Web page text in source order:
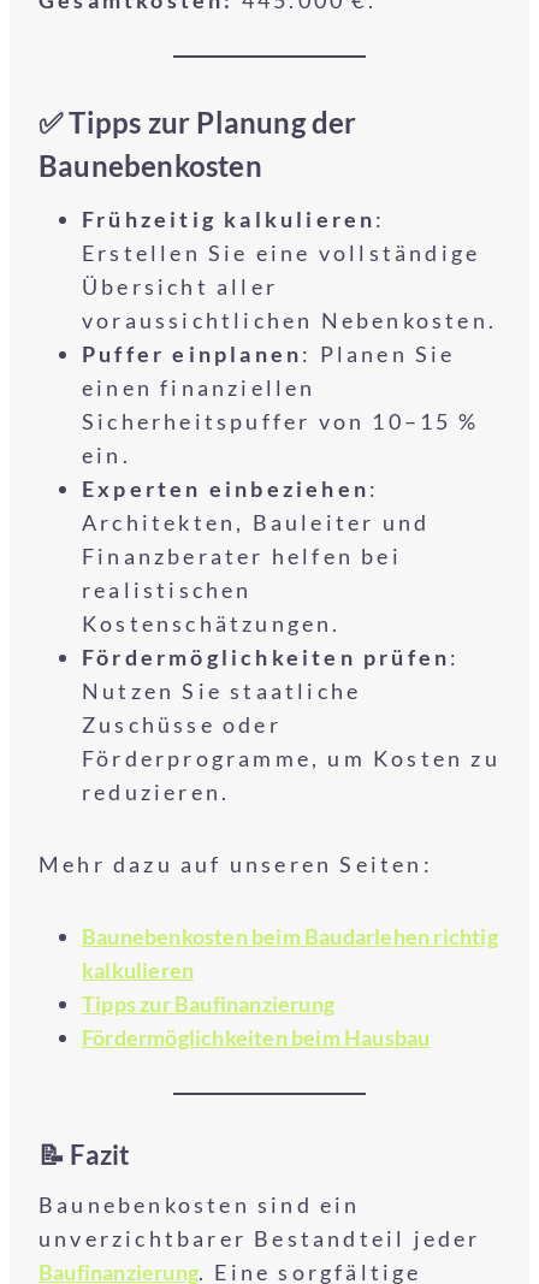
✅ Tipps zur Planung der
Baunebenkosten
Frühzeitig kalkulieren:
Erstellen Sie eine vollständige
Übersicht aller
voraussichtlichen Nebenkosten.
Puffer einplanen: Planen Sie
einen finanziellen
Sicherheitspuffer von 10–15 %
ein.
Experten einbeziehen:
Architekten, Bauleiter und
Finanzberater helfen bei
realistischen
Kostenschätzungen.
Fördermöglichkeiten prüfen:
Nutzen Sie staatliche
Zuschüsse oder
Förderprogramme, um Kosten zu
reduzieren.
Mehr dazu auf unseren Seiten:
Baunebenkosten beim Baudarlehen richtig
kalkulieren
Tipps zur Baufinanzierung
Fördermöglichkeiten beim Hausbau
📝 Fazit
Baunebenkosten sind ein
unverzichtbarer Bestandteil jeder
Baufinanzierung. Eine sorgfältige